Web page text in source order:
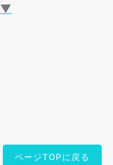
▼
ページTOPに戻る